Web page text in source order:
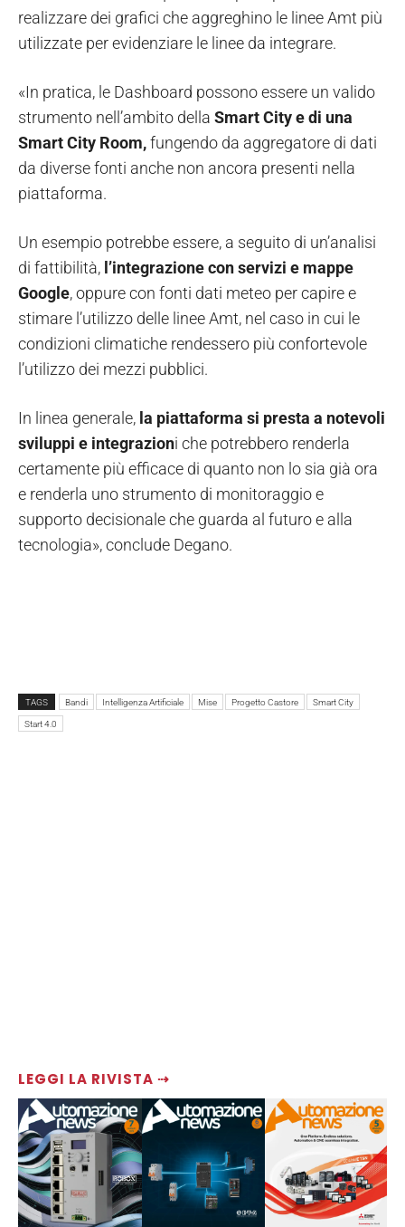
LEGGI LA RIVISTA ⇢
realizzare dei grafici che aggreghino le linee Amt più
utilizzate per evidenziare le linee da integrare.
«In pratica, le Dashboard possono essere un valido
strumento nell’ambito della Smart City e di una
Smart City Room,fungendo da aggregatore di dati
da diverse fonti anche non ancora presenti nella
piattaforma.
Un esempio potrebbe essere, a seguito di un’analisi
di fattibilità, l’integrazione con servizi e mappe
Google, oppure con fonti dati meteo per capire e
stimare l’utilizzo delle linee Amt, nel caso in cui le
condizioni climatiche rendessero più confortevole
l’utilizzo dei mezzi pubblici.
In linea generale, la piattaforma si presta a notevoli
sviluppi e integrazioni che potrebbero renderla
certamente più efficace di quanto non lo sia già ora
e renderla uno strumento di monitoraggio e
supporto decisionale che guarda al futuro e alla
tecnologia», conclude Degano.
TAGS Bandi Intelligenza Artificiale Mise Progetto Castore Smart City
Start 4.0